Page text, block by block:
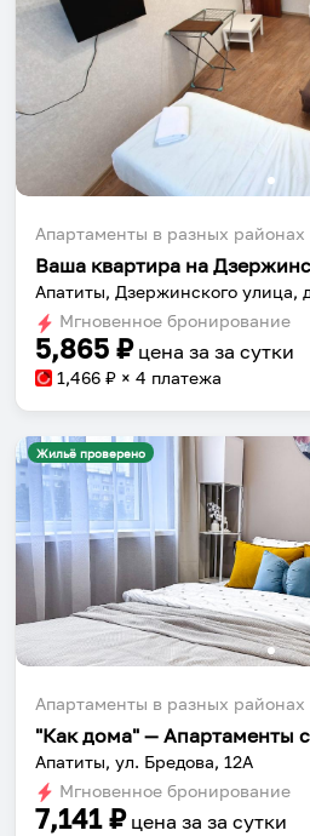
Апартаменты в разных районах
Ваша квартира на
Апатиты, Дзержинского улица,
Мгновенное бронирование
5,865 ₽ цена за за сутки
1,466 ₽ × 4 платежа
Жильё проверено
Апартаменты в разных районах
Апатиты, ул. Бредова, 12А
Мгновенное бронирование
7,141₽ цена за за сутки
Собери путешествие
Сохраняй места,
компанию и бронируй
Установить